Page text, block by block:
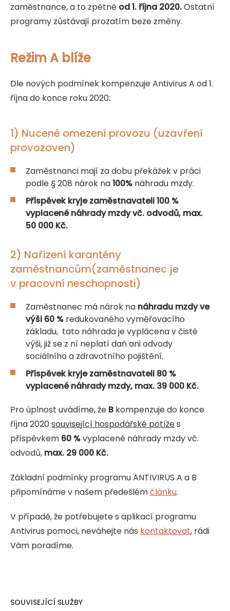
zaměstnance, a to zpětně od 1. října 2020.Ostatní
programy zůstávají prozatím beze změny.
Režim A blíže
Dle nových podmínek kompenzuje Antivirus A od 1.
října do konce roku 2020:
1) Nucené omezení provozu (uzavření
provozoven)
Zaměstnanci mají za dobu překážek v práci
podle § 208 nárok na100% náhradu mzdy.
Příspěvek kryje zaměstnavateli 100 %
vyplacené náhrady mzdy vč. odvodů, max.
50 000 Kč.
2) Nařízení karantény
zaměstnancům(zaměstnanec je
v pracovní neschopnosti)
Zaměstnanec má nárok na náhradu mzdy ve
výši 60 % redukovaného vyměřovacího
základu, tato náhrada je vyplácena v čisté
výši, již se z ní neplatí daň ani odvody
sociálního a zdravotního pojištění.
Příspěvekkryje zaměstnavateli 80 %
vyplacené náhrady mzdy, max. 39 000 Kč.
Pro úplnost uvádíme, že B kompenzuje do konce
října 2020související hospodářské potížes
příspěvkem 60 %vyplacené náhrady mzdy vč.
odvodů, max. 29 000 Kč.
Základní podmínky programu ANTIVIRUS A a B
připomínáme v našem předešlémčlánku.
V případě, že potřebujete s aplikací programu
Antivirus pomoci, neváhejte nás kontaktovat, rádi
Vám poradíme.
SOUVISEJÍCÍ SLUŽBY